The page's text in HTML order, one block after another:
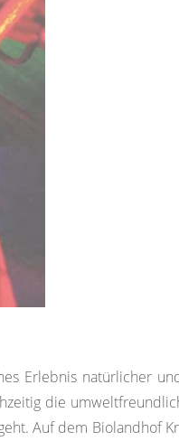
Erlebnis natürlicher
die
Auf dem Biolandhof